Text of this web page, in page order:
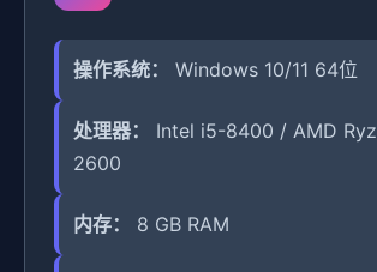
操作系统： Windows 10/11 64位
处理器：
Intel i5-8400 / AMD
2600
内存： 8 GB RAM